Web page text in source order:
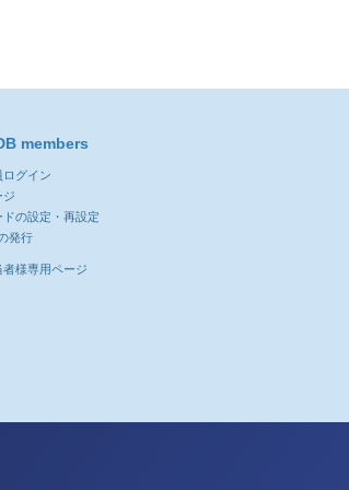
members
ログイン
ジ
ドの設定・再設定
発行
者様専用ページ